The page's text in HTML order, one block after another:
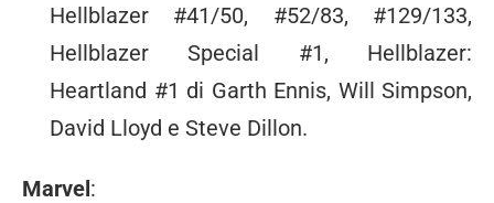
Hellblazer #41/50, #52/83, #129/133,
Hellblazer Special #1, Hellblazer:
Heartland #1 di Garth Ennis, Will Simpson,
David Lloyd e Steve Dillon.
Marvel: